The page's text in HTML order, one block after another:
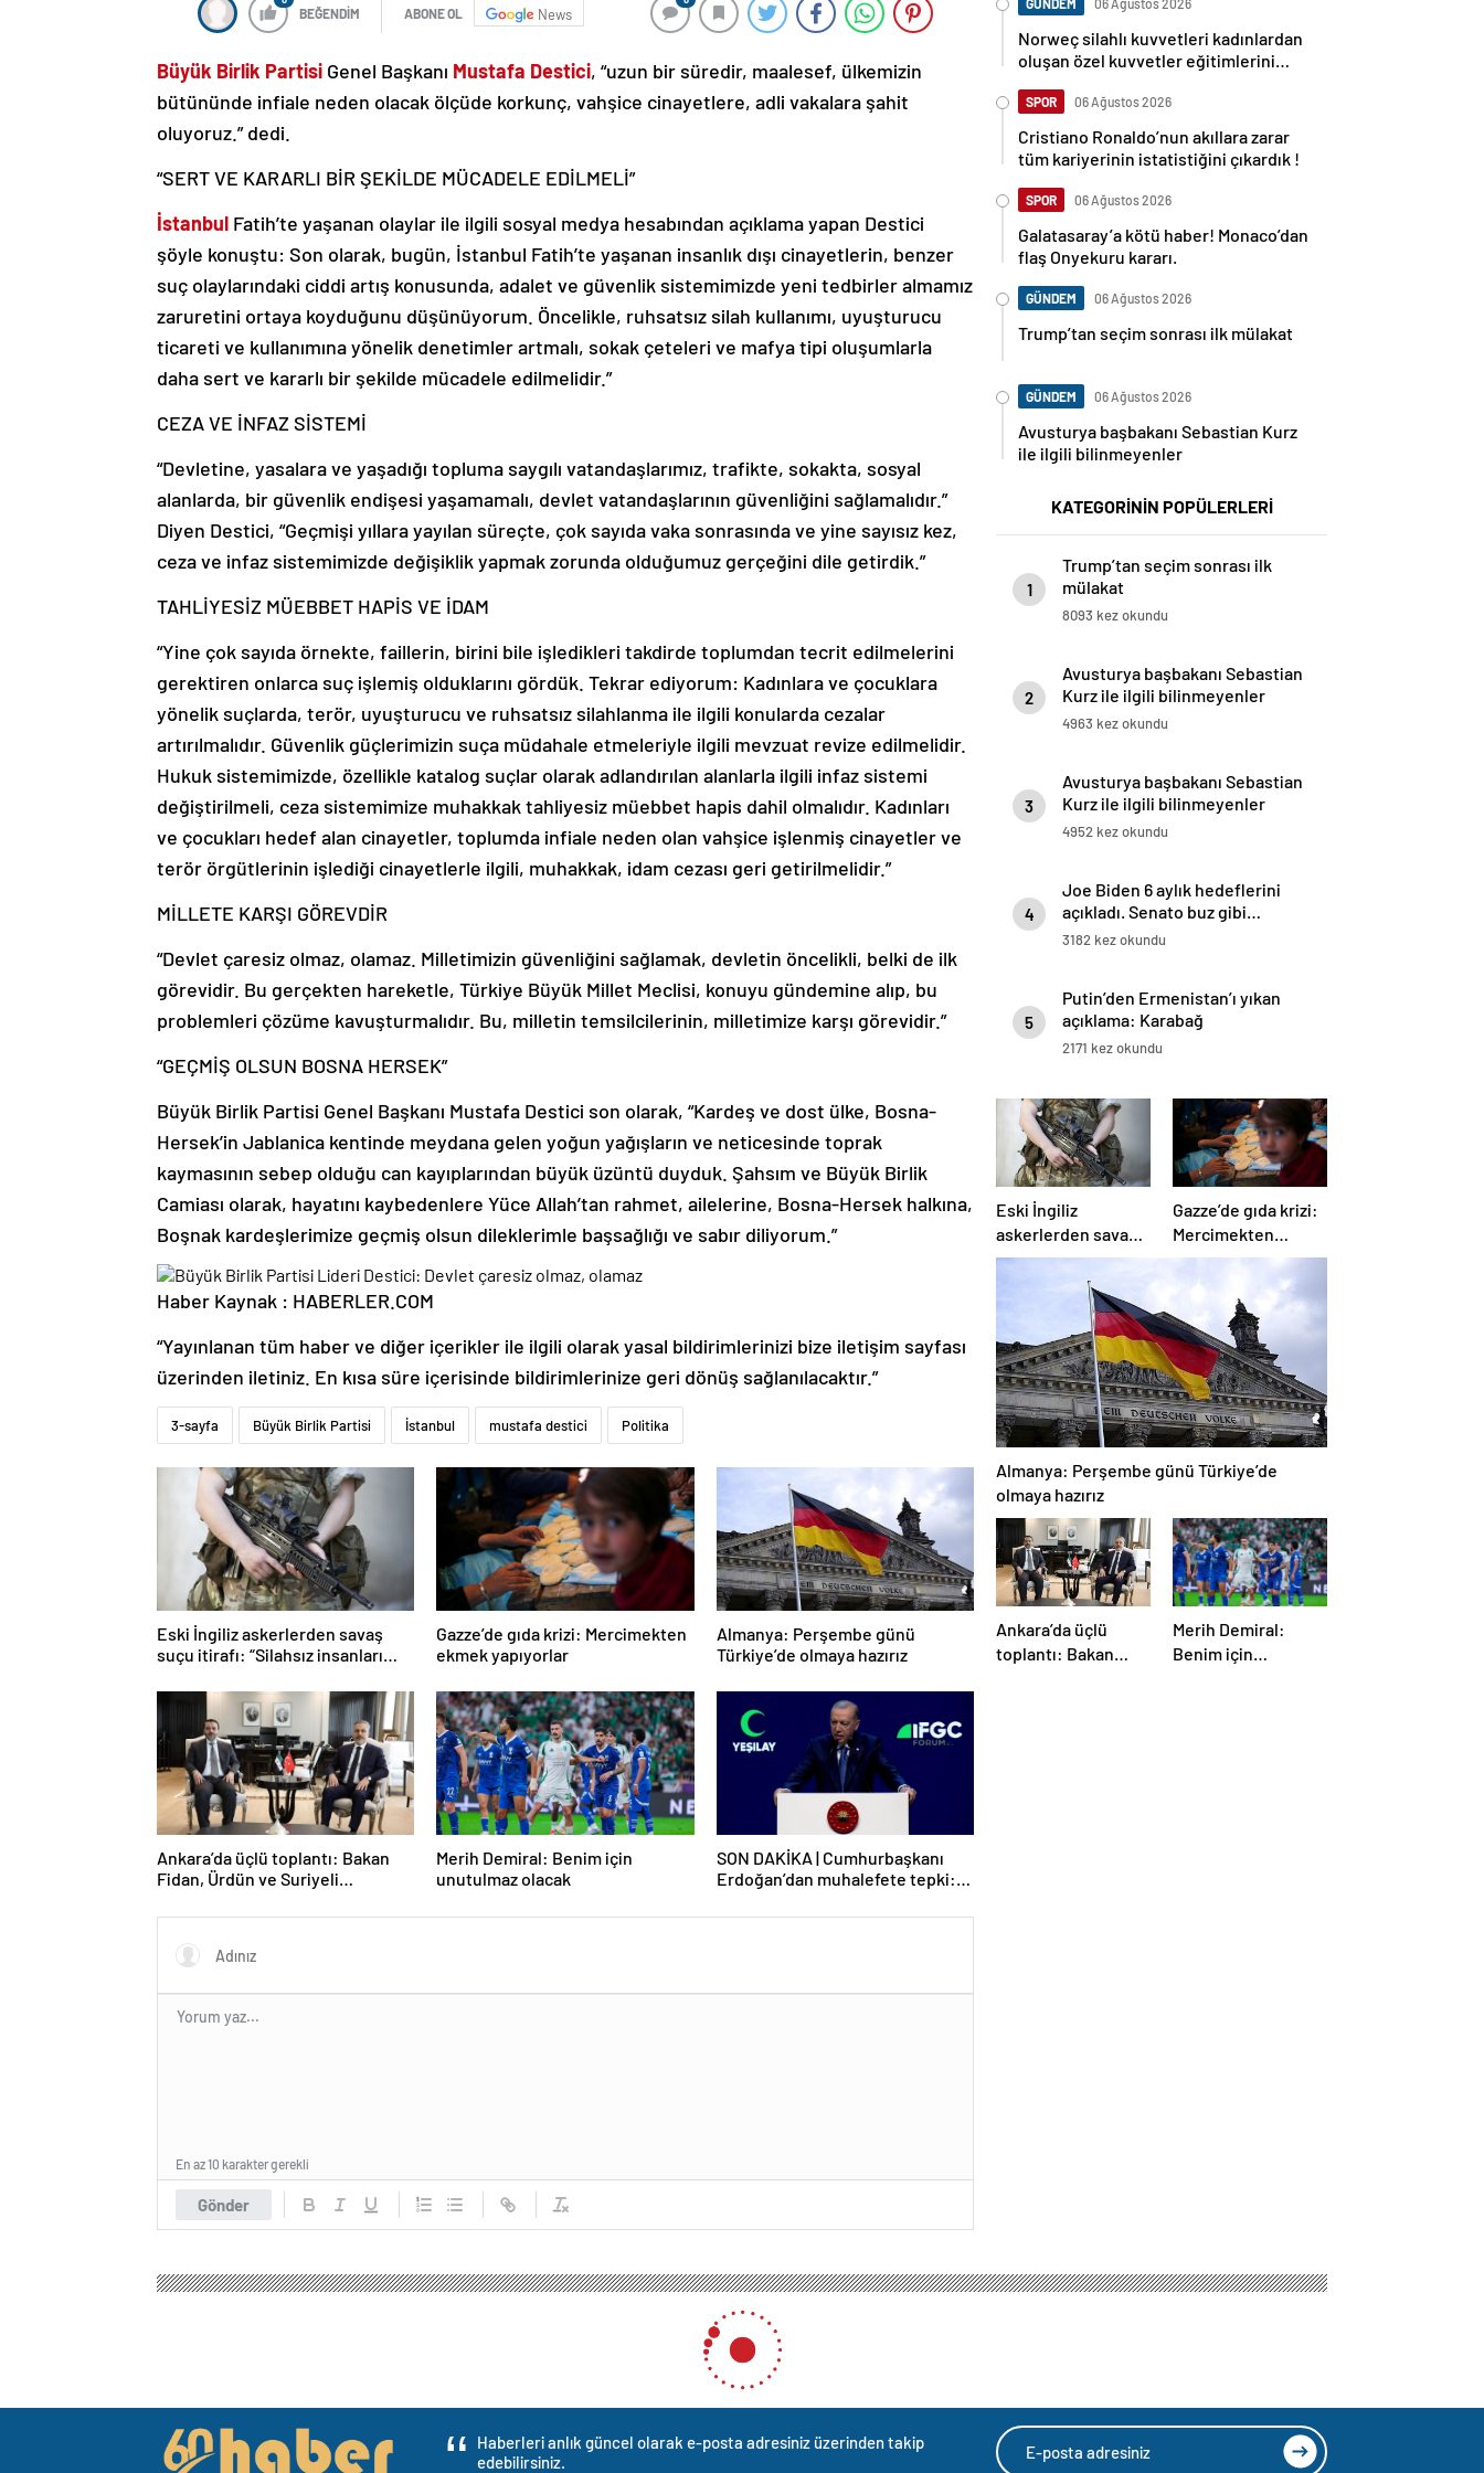
BEĞENDİM ABONE OL News
Büyük Birlik Partisi Genel Başkanı Mustafa Destici, “uzun bir süredir, maalesef, ülkemizin
bütününde infiale neden olacak ölçüde korkunç, vahşice cinayetlere, adli vakalara şahit
oluyoruz.” dedi.
“SERT VE KARARLI BİR ŞEKİLDE MÜCADELE EDİLMELİ”
İstanbul Fatih’te yaşanan olaylar ile ilgili sosyal medya hesabından açıklama yapan Destici
şöyle konuştu: Son olarak, bugün, İstanbul Fatih’te yaşanan insanlık dışı cinayetlerin, benzer
suç olaylarındaki ciddi artış konusunda, adalet ve güvenlik sistemimizde yeni tedbirler almamız
zaruretini ortaya koyduğunu düşünüyorum. Öncelikle, ruhsatsız silah kullanımı, uyuşturucu
ticareti ve kullanımına yönelik denetimler artmalı, sokak çeteleri ve mafya tipi oluşumlarla
daha sert ve kararlı bir şekilde mücadele edilmelidir.”
CEZA VE İNFAZ SİSTEMİ
“Devletine, yasalara ve yaşadığı topluma saygılı vatandaşlarımız, trafikte, sokakta, sosyal
alanlarda, bir güvenlik endişesi yaşamamalı, devlet vatandaşlarının güvenliğini sağlamalıdır.”
Diyen Destici, “Geçmişi yıllara yayılan süreçte, çok sayıda vaka sonrasında ve yine sayısız kez,
ceza ve infaz sistemimizde değişiklik yapmak zorunda olduğumuz gerçeğini dile getirdik.”
TAHLİYESİZ MÜEBBET HAPİS VE İDAM
“Yine çok sayıda örnekte, faillerin, birini bile işledikleri takdirde toplumdan tecrit edilmelerini
gerektiren onlarca suç işlemiş olduklarını gördük. Tekrar ediyorum: Kadınlara ve çocuklara
yönelik suçlarda, terör, uyuşturucu ve ruhsatsız silahlanma ile ilgili konularda cezalar
artırılmalıdır. Güvenlik güçlerimizin suça müdahale etmeleriyle ilgili mevzuat revize edilmelidir.
Hukuk sistemimizde, özellikle katalog suçlar olarak adlandırılan alanlarla ilgili infaz sistemi
değiştirilmeli, ceza sistemimize muhakkak tahliyesiz müebbet hapis dahil olmalıdır. Kadınları
ve çocukları hedef alan cinayetler, toplumda infiale neden olan vahşice işlenmiş cinayetler ve
terör örgütlerinin işlediği cinayetlerle ilgili, muhakkak, idam cezası geri getirilmelidir.”
MİLLETE KARŞI GÖREVDİR
“Devlet çaresiz olmaz, olamaz. Milletimizin güvenliğini sağlamak, devletin öncelikli, belki de ilk
görevidir. Bu gerçekten hareketle, Türkiye Büyük Millet Meclisi, konuyu gündemine alıp, bu
problemleri çözüme kavuşturmalıdır. Bu, milletin temsilcilerinin, milletimize karşı görevidir.”
“GEÇMİŞ OLSUN BOSNA HERSEK”
Büyük Birlik Partisi Genel Başkanı Mustafa Destici son olarak, “Kardeş ve dost ülke, Bosna-
Hersek’in Jablanica kentinde meydana gelen yoğun yağışların ve neticesinde toprak
kaymasının sebep olduğu can kayıplarından büyük üzüntü duyduk. Şahsım ve Büyük Birlik
Camiası olarak, hayatını kaybedenlere Yüce Allah’tan rahmet, ailelerine, Bosna-Hersek halkına,
Boşnak kardeşlerimize geçmiş olsun dileklerimle başsağlığı ve sabır diliyorum.”
Haber Kaynak : HABERLER.COM
“Yayınlanan tüm haber ve diğer içerikler ile ilgili olarak yasal bildirimlerinizi bize iletişim sayfası
üzerinden iletiniz. En kısa süre içerisinde bildirimlerinize geri dönüş sağlanılacaktır.”
3-sayfa Büyük Birlik Partisi İstanbul mustafa destici Politika
Eski İngiliz askerlerden savaş
suçu itirafı: “Silahsız insanları
Gazze’de gıda krizi: Mercimekten
ekmek yapıyorlar
Almanya: Perşembe günü
Türkiye’de olmaya hazırız
Ankara’da üçlü toplantı: Bakan
Fidan, Ürdün ve Suriyeli
Merih Demiral: Benim için
unutulmaz olacak
SON DAKİKA | Cumhurbaşkanı
Erdoğan’dan muhalefete tepki:
ettikleri kadar suyun fiyatını dert
Gönder
En az 10 karakter gerekli
GÜNDEM 06 Ağustos 2026
Norweç silahlı kuvvetleri kadınlardan
oluşan özel kuvvetler eğitimlerini
SPOR 06 Ağustos 2026
Cristiano Ronaldo’nun akıllara zarar
tüm kariyerinin istatistiğini çıkardık !
SPOR 06 Ağustos 2026
Galatasaray’a kötü haber! Monaco’dan
flaş Onyekuru kararı.
GÜNDEM 06 Ağustos 2026
Trump’tan seçim sonrası ilk mülakat
GÜNDEM 06 Ağustos 2026
Avusturya başbakanı Sebastian Kurz
ile ilgili bilinmeyenler
KATEGORİNİN POPÜLERLERİ
1
Trump’tan seçim sonrası ilk
mülakat
8093 kez okundu
2
Avusturya başbakanı Sebastian
Kurz ile ilgili bilinmeyenler
4963 kez okundu
3
Avusturya başbakanı Sebastian
Kurz ile ilgili bilinmeyenler
4952 kez okundu
4
Joe Biden 6 aylık hedeflerini
açıkladı. Senato buz gibi…
3182 kez okundu
5
Putin’den Ermenistan’ı yıkan
açıklama: Karabağ
Azerbaycan’ın ayrılmaz bir
2171 kez okundu
Eski İngiliz
askerlerden savaş
suçu itirafı:
“Silahsız insanları
uykuda öldürdüler”
Gazze’de gıda krizi:
Mercimekten
ekmek yapıyorlar
Almanya: Perşembe günü Türkiye’de
olmaya hazırız
Ankara’da üçlü
toplantı: Bakan
Merih Demiral:
Benim için
Domuz sandığı komşusunu tüfekle öldürdü
Domuz sandığı komşusunu tüfekle öldürdü